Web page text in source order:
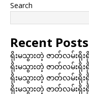
Search
Recent Posts
ရိုးမသွားတဲ့ ဇာတ်လမ်းရိုး
ရိုးမသွားတဲ့ ဇာတ်လမ်းရိုးရို
ရိုးမသွားတဲ့ ဇာတ်လမ်းရိုးရို
ရိုးမသွားတဲ့ ဇာတ်လမ်းရိုးရို